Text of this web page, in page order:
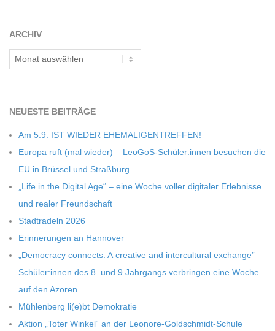
S
C
H
M
I
D
T
-
S
ARCHIV
Archiv
NEU­ESTE BEITRÄGE
Am 5.9. IST WIEDER EHEMALIGENTREFFEN!
Europa ruft (mal wie­der) – LeoGoS-Schüler:innen besu­chen die
EU in Brüs­sel und Straßburg
„Life in the Digi­tal Age“ – eine Woche vol­ler digi­ta­ler Erleb­nisse
und rea­ler Freundschaft
Stadt­ra­deln 2026
Erin­ne­run­gen an Hannover
„Demo­cracy con­nects: A crea­tive and inter­cul­tu­ral exch­ange” –
Schüler:innen des 8. und 9 Jahr­gangs ver­brin­gen eine Woche
auf den Azoren
Müh­len­berg li(e)bt Demokratie
Aktion „Toter Win­kel“ an der Leonore-Goldschmidt-Schule